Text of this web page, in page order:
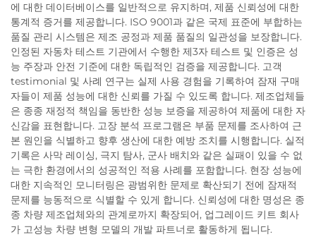
에 대한 데이터베이스를 일반적으로 유지하며, 제품 신뢰성에 대한
통계적 증거를 제공합니다. ISO 9001과 같은 국제 표준에 부합하는
품질 관리 시스템은 제조 공정과 제품 품질의 일관성을 보장합니다.
인정된 자동차 테스트 기관에서 수행한 제3자 테스트 및 인증은 성
능 주장과 안전 기준에 대한 독립적인 검증을 제공합니다. 고객
testimonial 및 사례 연구는 실제 사용 경험을 기록하여 잠재 구매
자들이 제품 성능에 대한 신뢰를 가질 수 있도록 합니다. 제조업체들
은 종종 재정적 책임을 동반한 성능 보증을 제공하여 제품에 대한 자
신감을 표현합니다. 고장 분석 프로그램은 부품 문제를 조사하여 근
본 원인을 식별하고 향후 생산에 대한 예방 조치를 시행합니다. 실적
기록은 사막 레이싱, 극지 탐사, 군사 배치와 같은 실패이 있을 수 없
는 극한 환경에서의 성공적인 적용 사례를 포함합니다. 현장 성능에
대한 지속적인 모니터링은 광범위한 문제로 확산되기 전에 잠재적
문제를 능동적으로 식별할 수 있게 합니다. 신뢰성에 대한 명성은 종
종 차량 제조업체와의 관계로까지 확장되어, 업그레이드 키트 회사
가 고성능 차량 변형 모델의 개발 파트너로 활동하게 됩니다.